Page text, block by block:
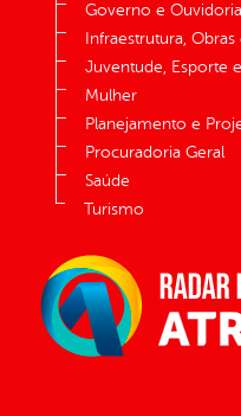
Governo e Ouvidoria
Infraestrutura,
Juventude, Esporte
Mulher
Planejamento e
Procuradoria Geral
Saúde
Turismo